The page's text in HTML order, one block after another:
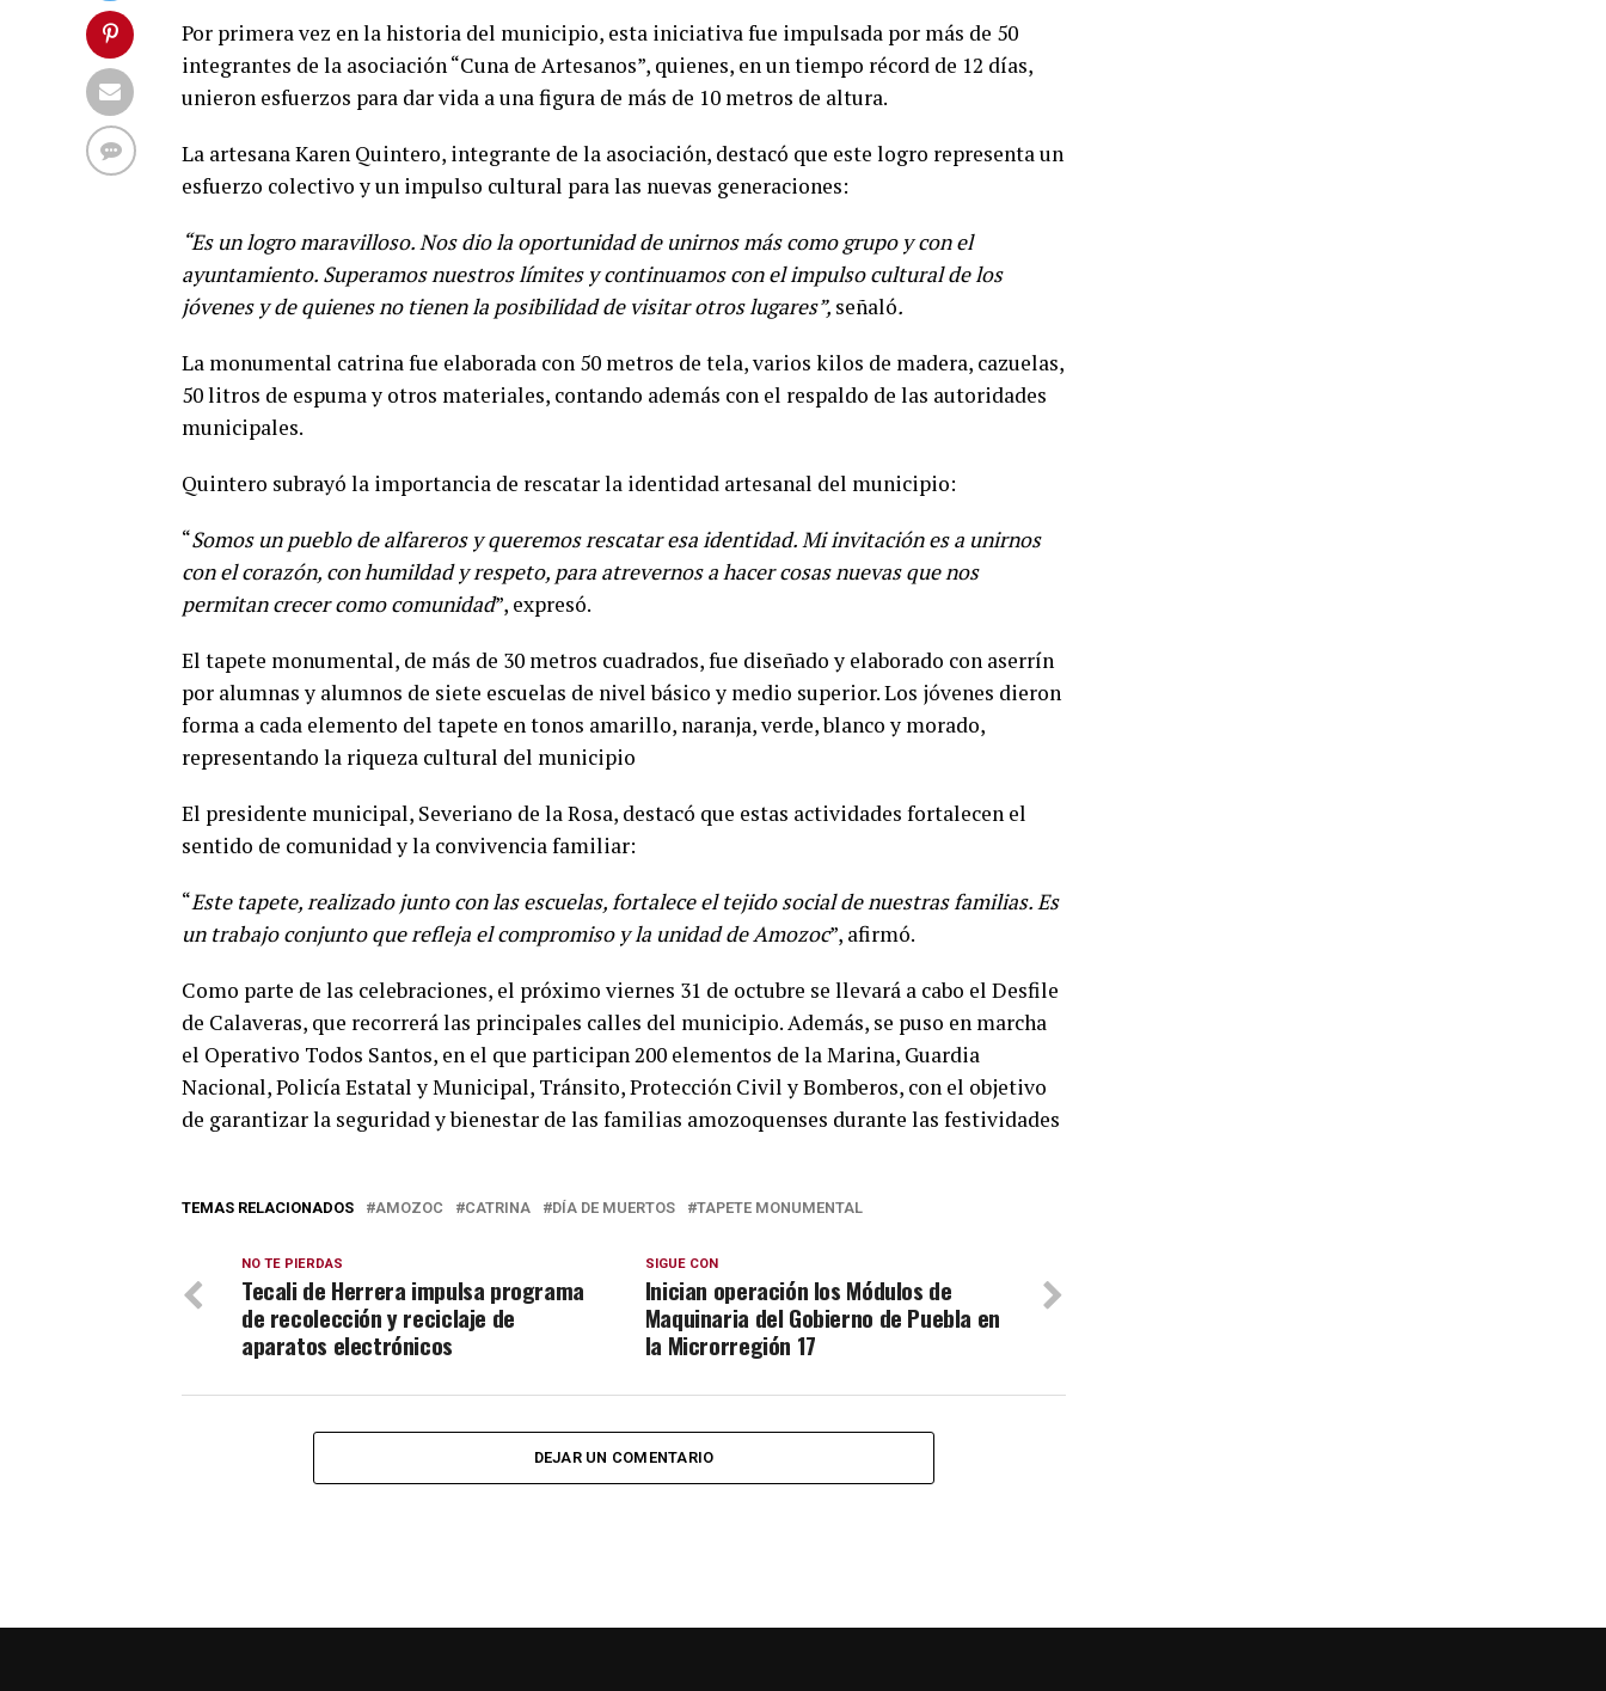
Por primera vez en la historia del municipio, esta iniciativa fue impulsada por más de 50
integrantes de la asociación “Cuna de Artesanos”, quienes, en un tiempo récord de 12 días,
unieron esfuerzos para dar vida a una figura de más de 10 metros de altura.
La artesana Karen Quintero, integrante de la asociación, destacó que este logro representa un
esfuerzo colectivo y un impulso cultural para las nuevas generaciones:
“Es un logro maravilloso. Nos dio la oportunidad de unirnos más como grupo y con el
ayuntamiento. Superamos nuestros límites y continuamos con el impulso cultural de los
jóvenes y de quienes no tienen la posibilidad de visitar otros lugares”, señaló.
La monumental catrina fue elaborada con 50 metros de tela, varios kilos de madera, cazuelas,
50 litros de espuma y otros materiales, contando además con el respaldo de las autoridades
municipales.
Quintero subrayó la importancia de rescatar la identidad artesanal del municipio:
“Somos un pueblo de alfareros y queremos rescatar esa identidad. Mi invitación es a unirnos
con el corazón, con humildad y respeto, para atrevernos a hacer cosas nuevas que nos
permitan crecer como comunidad”, expresó.
El tapete monumental, de más de 30 metros cuadrados, fue diseñado y elaborado con aserrín
por alumnas y alumnos de siete escuelas de nivel básico y medio superior. Los jóvenes dieron
forma a cada elemento del tapete en tonos amarillo, naranja, verde, blanco y morado,
representando la riqueza cultural del municipio
El presidente municipal, Severiano de la Rosa, destacó que estas actividades fortalecen el
sentido de comunidad y la convivencia familiar:
“Este tapete, realizado junto con las escuelas, fortalece el tejido social de nuestras familias. Es
un trabajo conjunto que refleja el compromiso y la unidad de Amozoc”, afirmó.
Como parte de las celebraciones, el próximo viernes 31 de octubre se llevará a cabo el Desfile
de Calaveras, que recorrerá las principales calles del municipio. Además, se puso en marcha
el Operativo Todos Santos, en el que participan 200 elementos de la Marina, Guardia
Nacional, Policía Estatal y Municipal, Tránsito, Protección Civil y Bomberos, con el objetivo
de garantizar la seguridad y bienestar de las familias amozoquenses durante las festividades
TEMAS RELACIONADOS AMOZOC CATRINA DÍA DE MUERTOS TAPETE MONUMENTAL
SIGUE CON
Inician operación los Módulos de
Maquinaria del Gobierno de Puebla en
la Microrregión 17
NO TE PIERDAS
Tecali de Herrera impulsa programa
de recolección y reciclaje de
aparatos electrónicos
DEJAR UN COMENTARIO